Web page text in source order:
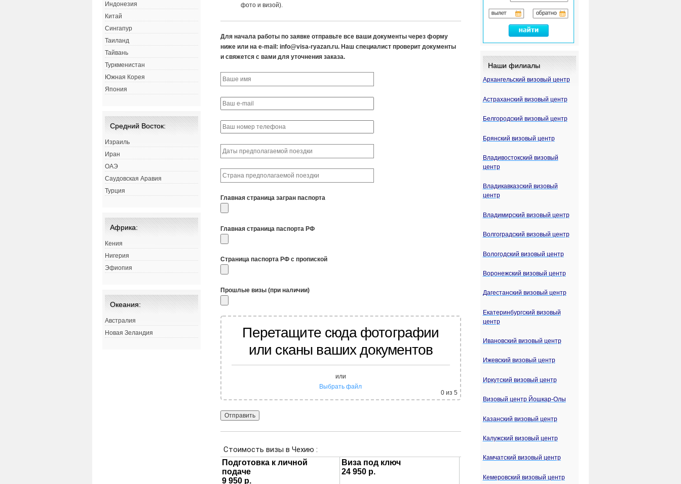
фото и визой).
Для начала работы по заявке отправьте все ваши документы через форму
ниже или на e-mail: info@visa-ryazan.ru. Наш специалист проверит документы
и свяжется с вами для уточнения заказа.
Главная страница загран паспорта
Главная страница паспорта РФ
Страница паспорта РФ с пропиской
Прошлые визы (при наличии)
Перетащите сюда фотографии
или сканы ваших документов
или
Выбрать файл
0из 5
Индонезия
Китай
Сингапур
Таиланд
Тайвань
Туркменистан
Южная Корея
Япония
Средний Восток:
Израиль
Иран
ОАЭ
Саудовская Аравия
Турция
Африка:
Кения
Нигерия
Эфиопия
Океания:
Австралия
Новая Зеландия
Наши филиалы
Архангельский визовый центр
Астраханский визовый центр
Белгородский визовый центр
Брянский визовый центр
Владивостокский визовый
центр
Владикавказский визовый
центр
Владимирский визовый центр
Волгоградский визовый центр
Вологодский визовый центр
Воронежский визовый центр
Дагестанский визовый центр
Екатеринбургский визовый
центр
Ивановский визовый центр
Ижевский визовый центр
Иркутский визовый центр
Визовый центр Йошкар-Олы
Казанский визовый центр
Калужский визовый центр
Камчатский визовый центр
Кемеровский визовый центр